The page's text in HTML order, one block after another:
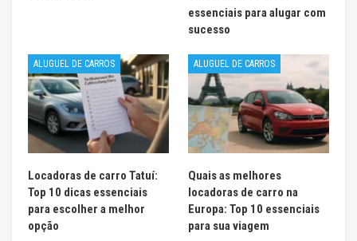
essenciais para alugar com
sucesso
ALUGUEL DE CARROS
Locadoras de carro Tatuí:
Top 10 dicas essenciais
para escolher a melhor
opção
ALUGUEL DE CARROS
Quais as melhores
locadoras de carro na
Europa: Top 10 essenciais
para sua viagem